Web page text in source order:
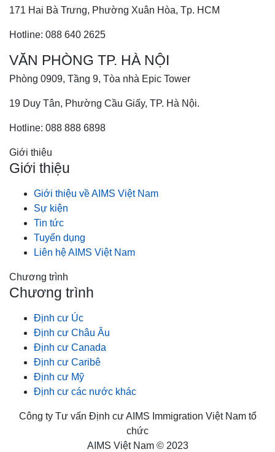
171 Hai Bà Trưng, Phường Xuân Hòa, Tp. HCM
Hotline: 088 640 2625
VĂN PHÒNG TP. HÀ NỘI
Phòng 0909, Tầng 9, Tòa nhà Epic Tower
19 Duy Tân, Phường Cầu Giấy, TP. Hà Nội.
Hotline: 088 888 6898
Giới thiệu
Giới thiệu
Giới thiệu về AIMS Việt Nam
Sự kiện
Tin tức
Tuyển dụng
Liên hệ AIMS Việt Nam
Chương trình
Chương trình
Định cư Úc
Định cư Châu Âu
Định cư Canada
Định cư Caribê
Định cư Mỹ
Định cư các nước khác
Công ty Tư vấn Định cư AIMS Immigration Việt Nam tổ
chức
AIMS Việt Nam © 2023